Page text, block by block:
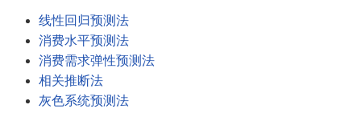
线性回归预测法
消费水平预测法
消费需求弹性预测法
相关推断法
灰色系统预测法